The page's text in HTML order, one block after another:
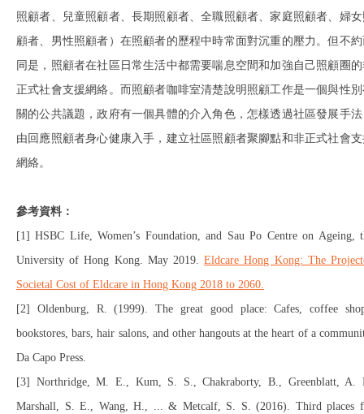
照顧者、兒童照顧者、長期照顧者、全職照顧者、家庭照顧者、婦
顧者、男性照顧者）在照顧者的歷程中時常面對沉重的壓力。但不
同是，照顧者在社區日常生活中都需要喘息空間和加強自己照顧圈
正式社會支援網絡。而照顧者咖啡室清楚說明照顧工作是一個與性
關的公共議題，政府有一個具體的介入角色，怎樣透過社區發展手
由回應照顧者身心健康入手，建立社區照顧者聚腳點和非正式社會
網絡。
參考資料：
[1] HSBC Life, Women’s Foundation, and Sau Po Centre on Ageing,
University of Hong Kong. May 2019.Eldcare Hong Kong: The
Societal Cost of Eldcare in Hong Kong 2018 to 2060.
[2] Oldenburg, R. (1999). The great good place: Cafes, coffee
bookstores, bars, hair salons, and other hangouts at the heart of a
Da Capo Press.
[3] Northridge, M. E., Kum, S. S., Chakraborty, B., Greenblatt, A.
Marshall, S. E., Wang, H., ... & Metcalf, S. S. (2016). Third places